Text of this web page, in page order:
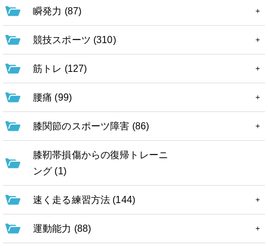
瞬発力 (87)
競技スポーツ (310)
筋トレ (127)
腰痛 (99)
膝関節のスポーツ障害 (86)
膝靭帯損傷からの復帰トレーニ
ング (1)
速く走る練習方法 (144)
運動能力 (88)